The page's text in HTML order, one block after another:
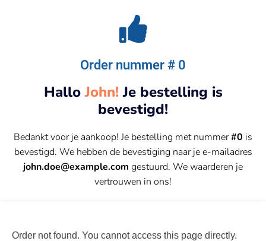
Order nummer # 0
HalloJohn! Je bestelling is
bevestigd!
Bedankt voor je aankoop! Je bestelling met nummer#0 is
bevestigd. We hebben de bevestiging naar je e-mailadres
john.doe@example.com gestuurd. We waarderen je
vertrouwen in ons!
Order not found. You cannot access this page directly.